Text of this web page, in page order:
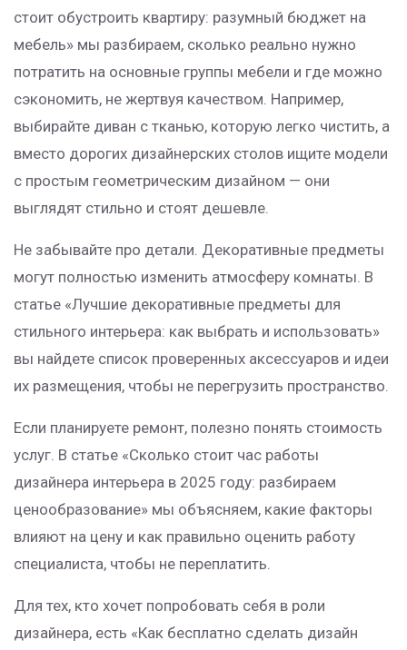
стоит обустроить квартиру: разумный бюджет на
мебель» мы разбираем, сколько реально нужно
потратить на основные группы мебели и где можно
сэкономить, не жертвуя качеством. Например,
выбирайте диван с тканью, которую легко чистить, а
вместо дорогих дизайнерских столов ищите модели
с простым геометрическим дизайном — они
выглядят стильно и стоят дешевле.
Не забывайте про детали. Декоративные предметы
могут полностью изменить атмосферу комнаты. В
статье «Лучшие декоративные предметы для
стильного интерьера: как выбрать и использовать»
вы найдете список проверенных аксессуаров и идеи
их размещения, чтобы не перегрузить пространство.
Если планируете ремонт, полезно понять стоимость
услуг. В статье «Сколько стоит час работы
дизайнера интерьера в 2025 году: разбираем
ценообразование» мы объясняем, какие факторы
влияют на цену и как правильно оценить работу
специалиста, чтобы не переплатить.
Для тех, кто хочет попробовать себя в роли
дизайнера, есть «Как бесплатно сделать дизайн